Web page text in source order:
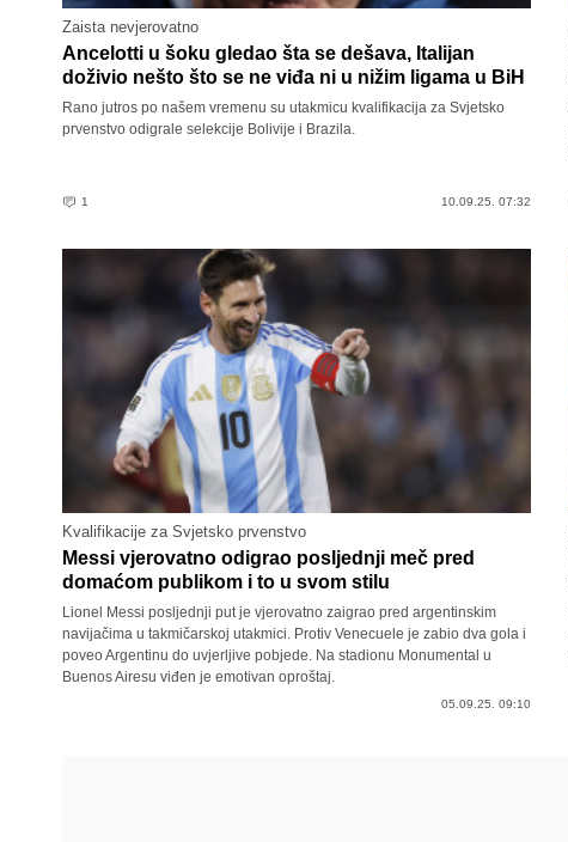
Zaista nevjerovatno
Ancelotti u šoku gledao šta se dešava, Italijan
doživio nešto što se ne viđa ni u nižim ligama u BiH
Rano jutros po našem vremenu su utakmicu kvalifikacija za Svjetsko
prvenstvo odigrale selekcije Bolivije i Brazila.
1 10.09.25. 07:32
Kvalifikacije za Svjetsko prvenstvo
Messi vjerovatno odigrao posljednji meč pred
domaćom publikom i to u svom stilu
Lionel Messi posljednji put je vjerovatno zaigrao pred argentinskim
navijačima u takmičarskoj utakmici. Protiv Venecuele je zabio dva gola i
poveo Argentinu do uvjerljive pobjede. Na stadionu Monumental u
Buenos Airesu viđen je emotivan oproštaj.
05.09.25. 09:10